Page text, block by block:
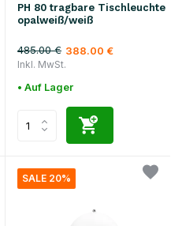
PH 80 tragbare Tischleuchte
opalweiß/weiß
485.00 € 388.00 €
Inkl. MwSt.
• Auf Lager
SALE 20%